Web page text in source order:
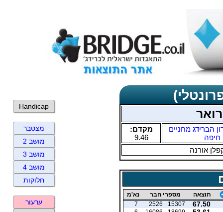
הברידג מחניים
חיפה
מקדם:
9.46
אורנה
תוצאה מספרי חבר נא'מ
67.50
15307
2526
7
Handicap
מצטבר
מושב 2
מושב 3
מושב 4
חלוקות
ערעור